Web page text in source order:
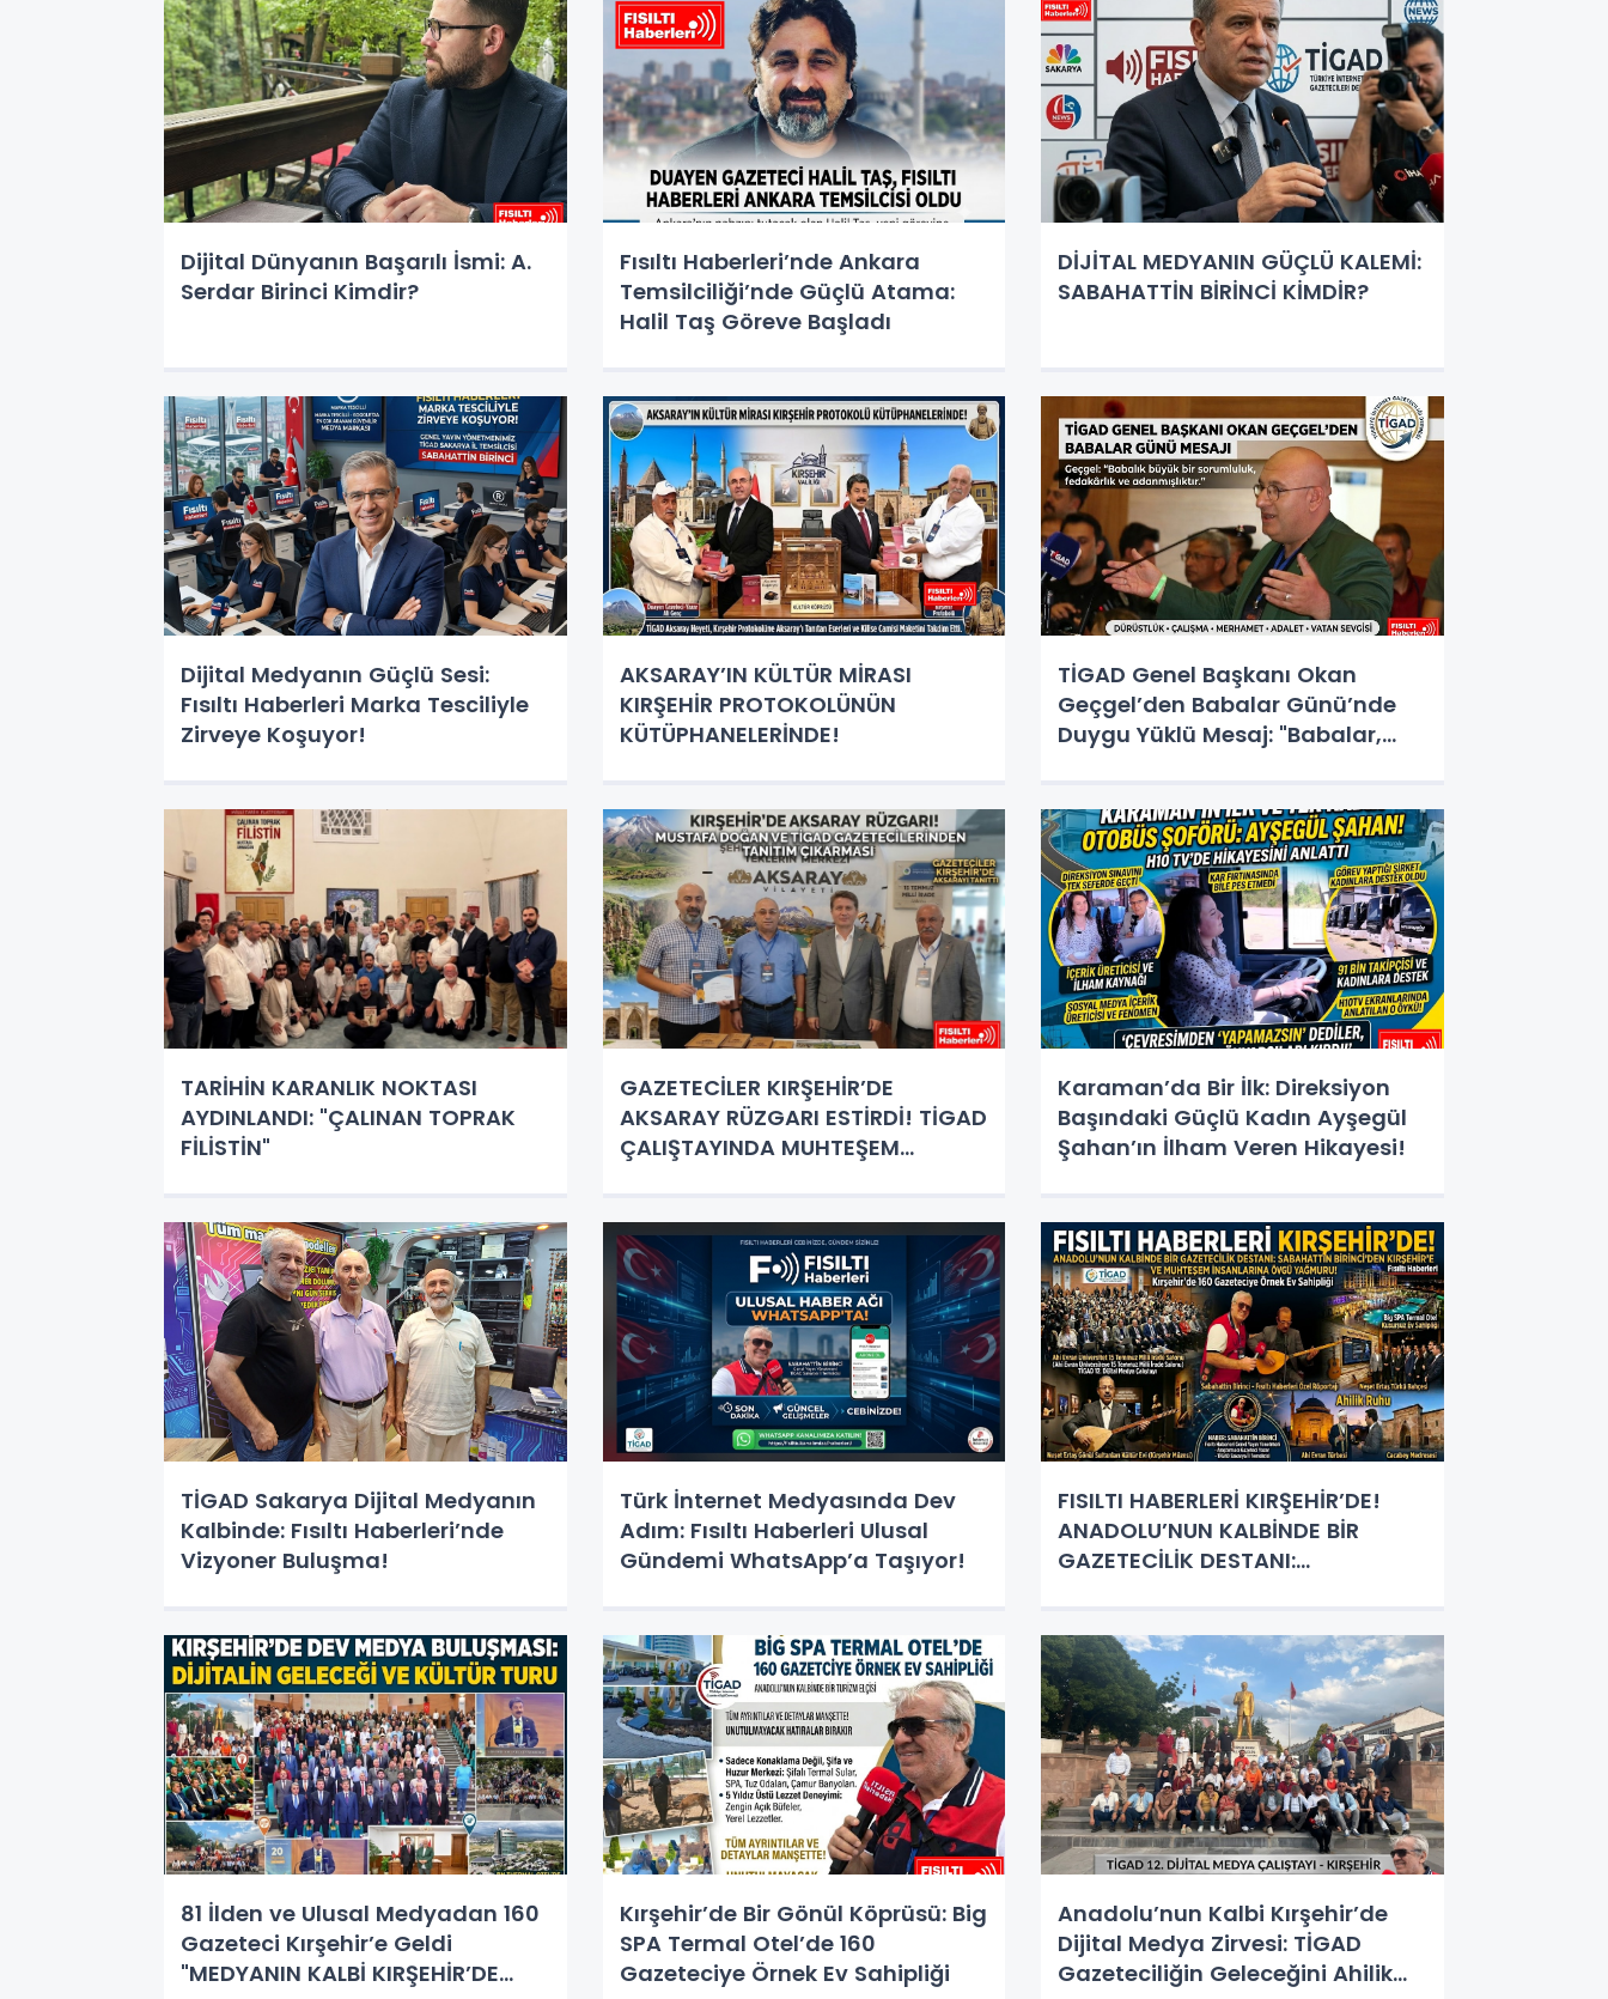
Dijital Dünyanın Başarılı İsmi: A.
Serdar Birinci Kimdir?
Fısıltı Haberleri’nde Ankara
Temsilciliği’nde Güçlü Atama:
Halil Taş Göreve Başladı
DİJİTAL MEDYANIN GÜÇLÜ KALEMİ:
SABAHATTİN BİRİNCİ KİMDİR?
Dijital Medyanın Güçlü Sesi:
Fısıltı Haberleri Marka Tesciliyle
Zirveye Koşuyor!
AKSARAY’IN KÜLTÜR MİRASI
KIRŞEHİR PROTOKOLÜNÜN
KÜTÜPHANELERİNDE!
TİGAD Genel Başkanı Okan
Geçgel’den Babalar Günü’nde
Duygu Yüklü Mesaj: "Babalar,
TARİHİN KARANLIK NOKTASI
AYDINLANDI: "ÇALINAN TOPRAK
FİLİSTİN"
GAZETECİLER KIRŞEHİR’DE
AKSARAY RÜZGARI ESTİRDİ! TİGAD
ÇALIŞTAYINDA MUHTEŞEM
Karaman’da Bir İlk: Direksiyon
Başındaki Güçlü Kadın Ayşegül
Şahan’ın İlham Veren Hikayesi!
TİGAD Sakarya Dijital Medyanın
Kalbinde: Fısıltı Haberleri’nde
Vizyoner Buluşma!
Türk İnternet Medyasında Dev
Adım: Fısıltı Haberleri Ulusal
Gündemi WhatsApp’a Taşıyor!
FISILTI HABERLERİ KIRŞEHİR’DE!
ANADOLU’NUN KALBİNDE BİR
GAZETECİLİK DESTANI:
İNSANLARINA ÖVGÜ YAĞMURU!
81 İlden ve Ulusal Medyadan 160
Gazeteci Kırşehir’e Geldi
"MEDYANIN KALBİ KIRŞEHİR’DE
Kırşehir’de Bir Gönül Köprüsü: Big
SPA Termal Otel’de 160
Gazeteciye Örnek Ev Sahipliği
Anadolu’nun Kalbi Kırşehir’de
Dijital Medya Zirvesi: TİGAD
Gazeteciliğin Geleceğini Ahilik